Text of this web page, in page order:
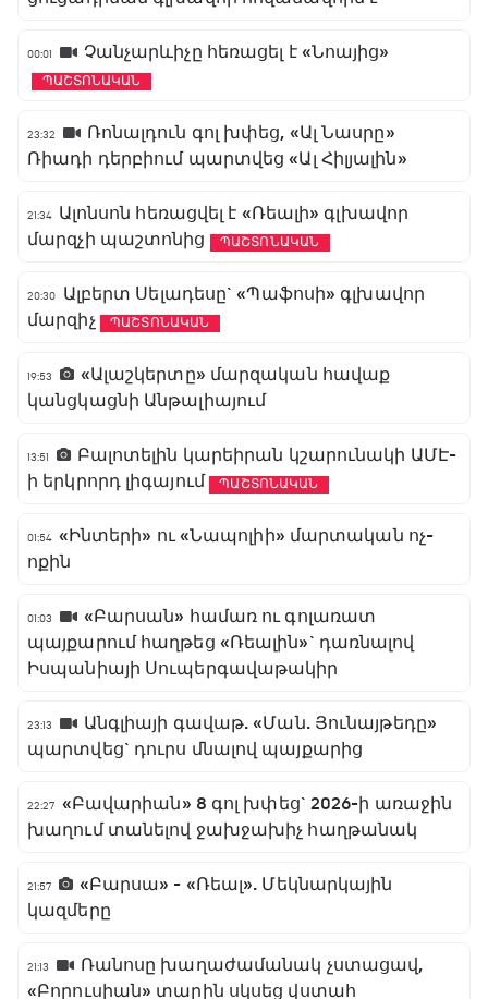
00:01 Չանչարևիչը հեռացել է «Նոայից»
ՊԱՇՏՈՆԱԿԱՆ
23:32
Ռոնալդուն գոլ խփեց, «Ալ Նասրը»
Ռիադի դերբիում պարտվեց «Ալ Հիլյալին»
21:34 Ալոնսոն հեռացվել է «Ռեալի» գլխավոր
մարզչի պաշտոնից
ՊԱՇՏՈՆԱԿԱՆ
20:30
Ալբերտ Սելադեսը` «Պաֆոսի» գլխավոր
մարզիչ
ՊԱՇՏՈՆԱԿԱՆ
19:53
«Ալաշկերտը» մարզական հավաք
կանցկացնի Անթալիայում
13:51
Բալոտելին կարեիրան կշարունակի ԱՄԷ-
ի երկրորդ լիգայում
ՊԱՇՏՈՆԱԿԱՆ
01:54 «Ինտերի» ու «Նապոլիի» մարտական ոչ-
ոքին
01:03
«Բարսան» համառ ու գոլառատ
պայքարում հաղթեց «Ռեալին»` դառնալով
Իսպանիայի Սուպերգավաթակիր
23:13
Անգլիայի գավաթ. «Ման. Յունայթեդը»
պարտվեց` դուրս մնալով պայքարից
22:27 «Բավարիան» 8 գոլ խփեց` 2026-ի առաջին
խաղում տանելով ջախջախիչ հաղթանակ
21:57
«Բարսա» - «Ռեալ». Մեկնարկային
կազմերը
21:13
Ռանոսը խաղաժամանակ չստացավ,
«Բորուսիան» տարին սկսեց վստահ